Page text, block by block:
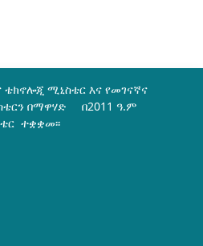
ሚኒስቴር እና የመገናኛና
በማዋሃድ በ2011 ዓ.ም
ተቋቋመ፡፡